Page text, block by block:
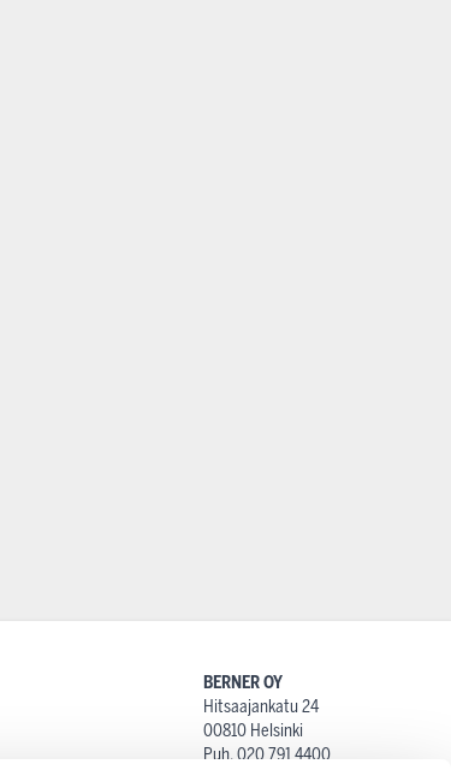
BERNER OY
Hitsaajankatu 24
00810 Helsinki
Puh. 020 791 4400